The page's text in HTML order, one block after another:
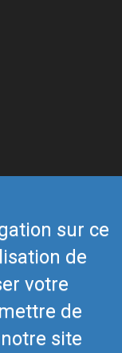
sur ce
de
votre
de
site